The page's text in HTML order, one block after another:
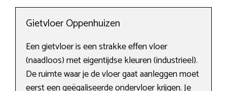
Gietvloer Oppenhuizen
Een gietvloer is een strakke effen vloer
(naadloos) met eigentijdse kleuren (industrieel).
De ruimte waar je de vloer gaat aanleggen moet